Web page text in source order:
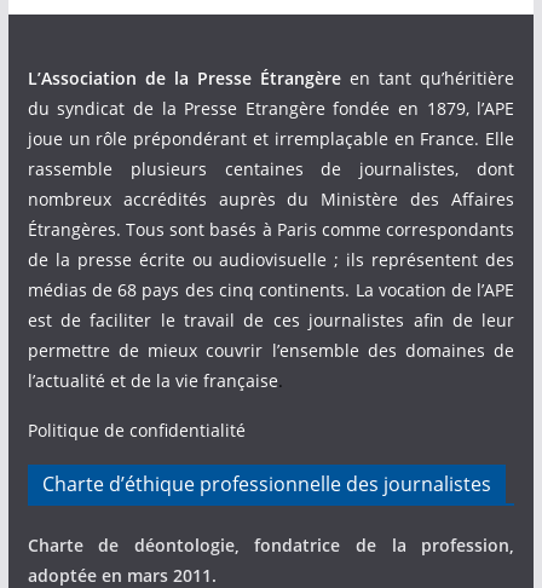
L’Association de la Presse Étrangèreen tant qu’héritière
du syndicat de la Presse Etrangère fondée en 1879, l’APE
joue un rôle prépondérant et irremplaçable en France. Elle
rassemble plusieurs centaines de journalistes, dont
nombreux accrédités auprès du Ministère des Affaires
Étrangères. Tous sont basés à Paris comme correspondants
de la presse écrite ou audiovisuelle ; ils représentent des
médias de 68 pays des cinq continents. La vocation de l’APE
est de faciliter le travail de ces journalistes afin de leur
permettre de mieux couvrir l’ensemble des domaines de
l’actualité et de la vie française.
Politique de confidentialité
Charte d’éthique professionnelle des journalistes
Charte de déontologie, fondatrice de la profession,
adoptée en mars 2011.